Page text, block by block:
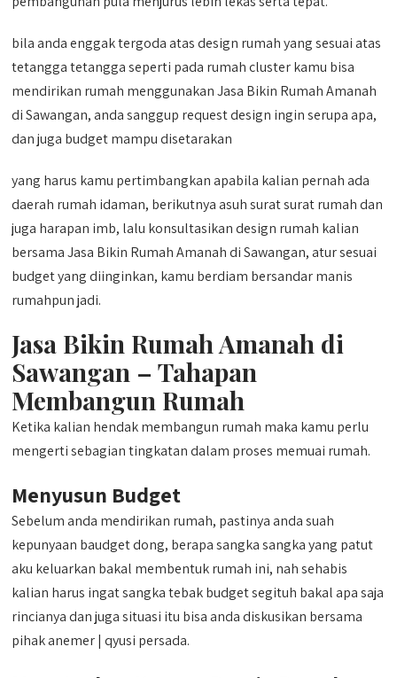
bila anda enggak tergoda atas design rumah yang sesuai atas
tetangga tetangga seperti pada rumah cluster kamu bisa
mendirikan rumah menggunakan Jasa Bikin Rumah Amanah
di Sawangan, anda sanggup request design ingin serupa apa,
dan juga budget mampu disetarakan
yang harus kamu pertimbangkan apabila kalian pernah ada
daerah rumah idaman, berikutnya asuh surat surat rumah dan
juga harapan imb, lalu konsultasikan design rumah kalian
bersama Jasa Bikin Rumah Amanah di Sawangan, atur sesuai
budget yang diinginkan, kamu berdiam bersandar manis
rumahpun jadi.
Jasa Bikin Rumah Amanah di
Sawangan – Tahapan
Membangun Rumah
Ketika kalian hendak membangun rumah maka kamu perlu
mengerti sebagian tingkatan dalam proses memuai rumah.
Menyusun Budget
Sebelum anda mendirikan rumah, pastinya anda suah
kepunyaan baudget dong, berapa sangka sangka yang patut
aku keluarkan bakal membentuk rumah ini, nah sehabis
kalian harus ingat sangka tebak budget segituh bakal apa saja
rincianya dan juga situasi itu bisa anda diskusikan bersama
pihak anemer | qyusi persada.